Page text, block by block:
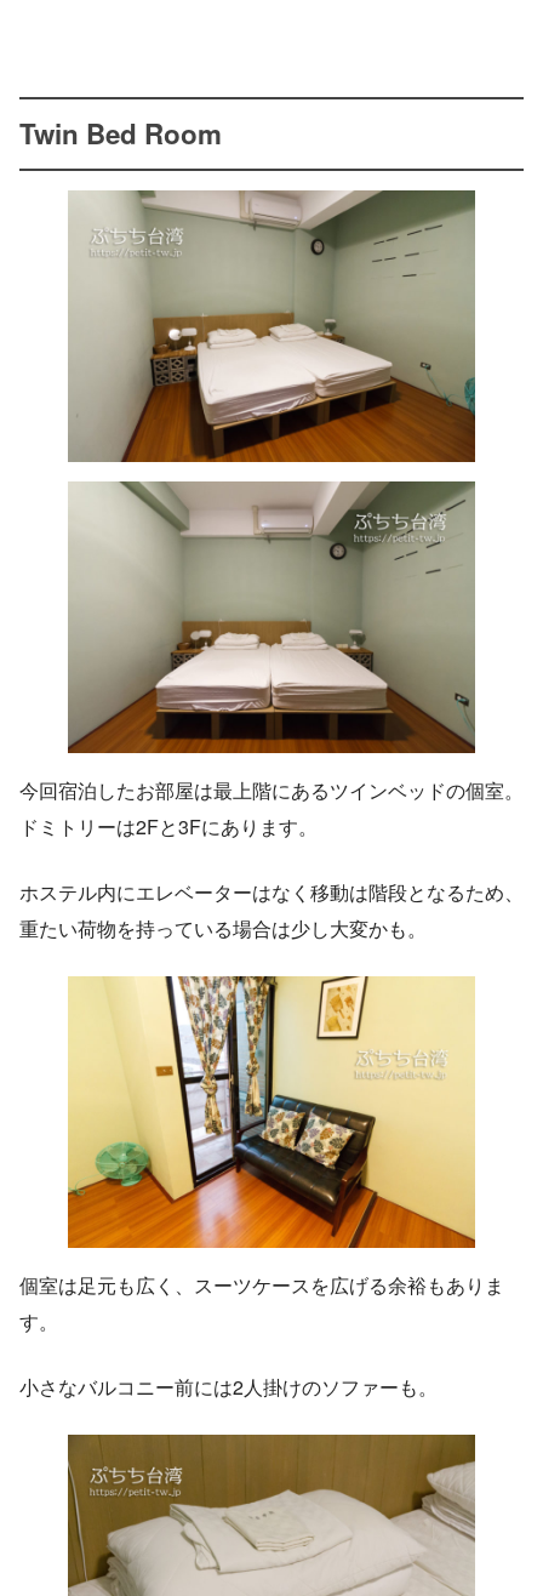
Twin Bed Room
今回宿泊したお部屋は最上階にあるツインベッドの個室。
ドミトリーは2Fと3Fにあります。
ホステル内にエレベーターはなく移動は階段となるため、
重たい荷物を持っている場合は少し大変かも。
個室は足元も広く、スーツケースを広げる余裕もありま
す。
小さなバルコニー前には2人掛けのソファーも。